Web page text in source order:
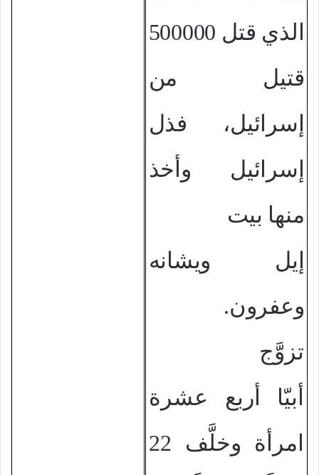
الذي قتل 500000
قتيل من
إسرائيل، فذل
إسرائيل وأخذ
منها بيت
إيل ويشانه
وعفرون.
تزوَّج
أبيّا أربع عشرة
امرأة وخلَّف 22